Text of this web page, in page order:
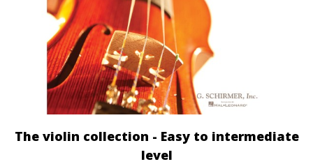
The violin collection - Easy to intermediate
level